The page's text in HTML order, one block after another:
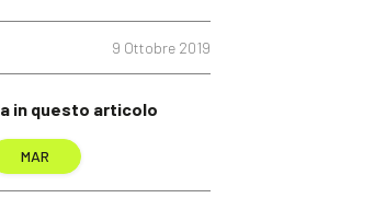
9 Ottobre 2019
in questo articolo
MAR